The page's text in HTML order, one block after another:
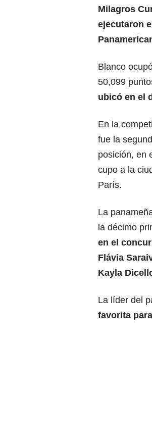
Milagros
ejecutaron
Blanco
50,099
ubicó en el
En la
fue la
posición, en
cupo a la
París.
La
la décimo
en el
Flávia
Kayla
La líder del
favorita